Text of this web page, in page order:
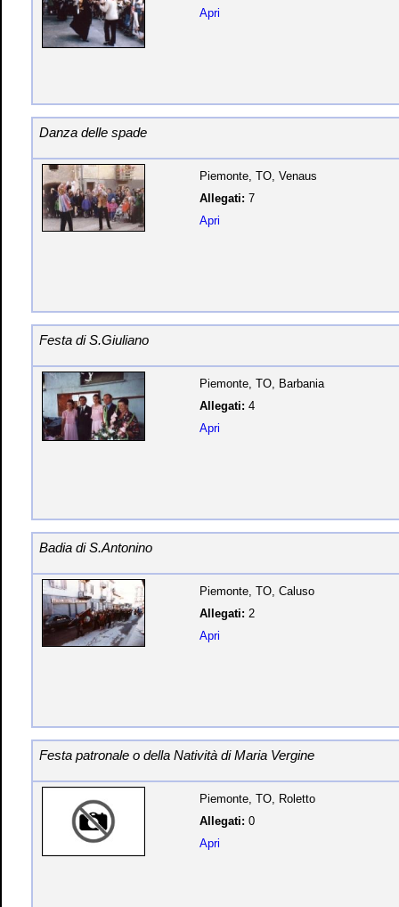
Apri
Danza delle spade
Piemonte, TO, Venaus
Allegati: 7
Apri
Festa di S.Giuliano
Piemonte, TO, Barbania
Allegati: 4
Apri
Badia di S.Antonino
Piemonte, TO, Caluso
Allegati: 2
Apri
Festa patronale o della Natività di Maria Vergine
Piemonte, TO, Roletto
Allegati: 0
Apri